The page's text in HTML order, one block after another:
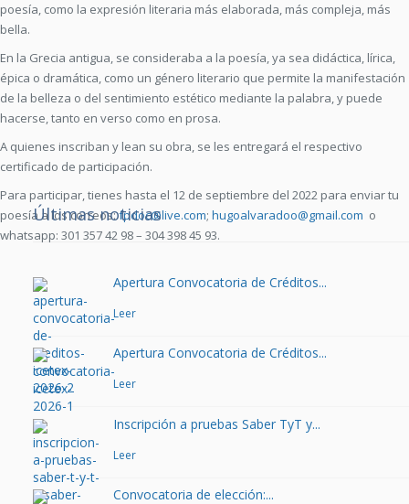
poesía, como la expresión literaria más elaborada, más compleja, más
bella.
En la Grecia antigua, se consideraba a la poesía, ya sea didáctica, lírica,
épica o dramática, como un género literario que permite la manifestación
de la belleza o del sentimiento estético mediante la palabra, y puede
hacerse, tanto en verso como en prosa.
A quienes inscriban y lean su obra, se les entregará el respectivo
certificado de participación.
Para participar, tienes hasta el 12 de septiembre del 2022 para enviar tu
poesía a los correos:fpdoc@live.com; hugoalvaradoo@gmail.com o
whatsapp: 301 357 42 98 – 304 398 45 93.
Últimas noticias
Apertura Convocatoria de Créditos...
Leer
Apertura Convocatoria de Créditos...
Leer
Inscripción a pruebas Saber TyT y...
Leer
Convocatoria de elección:...